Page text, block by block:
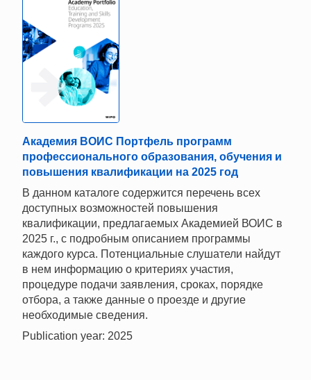
Академия ВОИС Портфель программ
профессионального образования, обучения и
повышения квалификации на 2025 год
В данном каталоге содержится перечень всех
доступных возможностей повышения
квалификации, предлагаемых Академией ВОИС в
2025 г., с подробным описанием программы
каждого курса. Потенциальные слушатели найдут
в нем информацию о критериях участия,
процедуре подачи заявления, сроках, порядке
отбора, а также данные о проезде и другие
необходимые сведения.
Publication year: 2025